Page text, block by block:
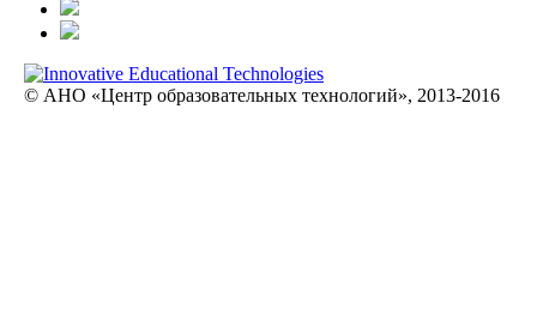
© АНО «Центр образовательных технологий», 2013-2016